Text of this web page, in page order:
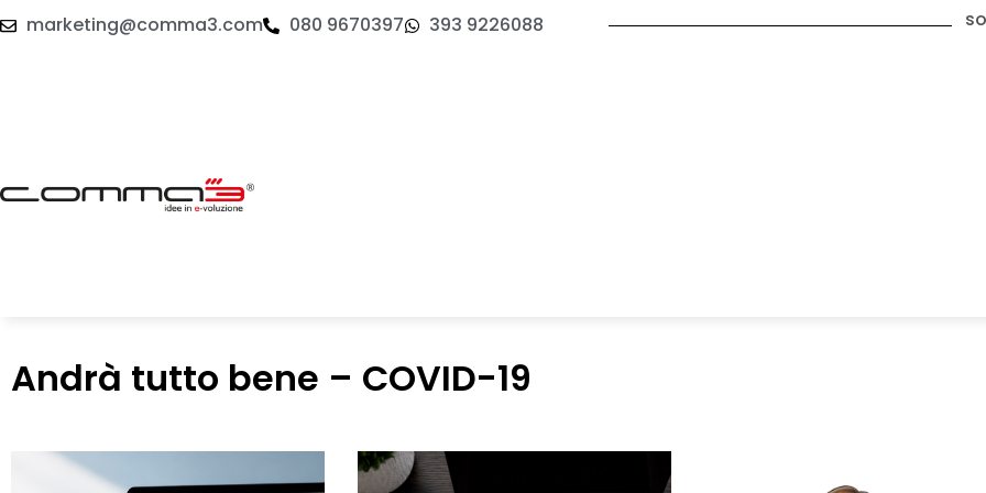
marketing@comma3.com 080 9670397 393 9226088
Andrà tutto bene – COVID-19